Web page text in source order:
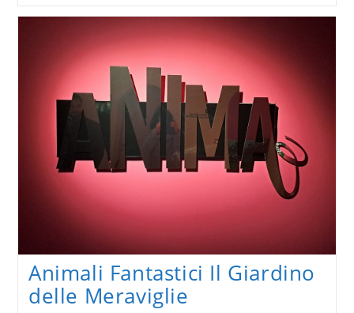
Santarcangelo
di
Romagna:
l’opera
Ericailcane
Animali Fantastici Il Giardino
delle Meraviglie